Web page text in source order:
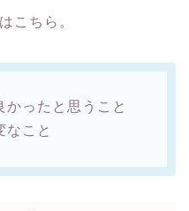
こちら。
ったと思うこと
なこと